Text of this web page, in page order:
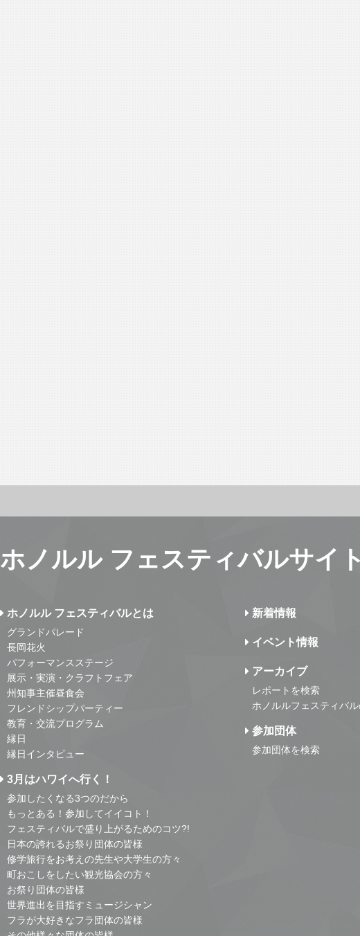
ホノルル フェスティバルサイ
ホノルル フェスティバルとは
グランドパレード
長岡花火
パフォーマンスステージ
展示・実演・クラフトフェア
州知事主催昼食会
フレンドシップパーティー
教育・交流プログラム
縁日
縁日インタビュー
3月はハワイへ行く！
参加したくなる3つのだから
もっとある！参加してイイコト！
フェスティバルで盛り上がるためのコツ?!
日本の誇れるお祭り団体の皆様
修学旅行をお考えの先生や大学生の方々
町おこしをしたい観光協会の方々
お祭り団体の皆様
世界進出を目指すミュージシャン
フラが大好きなフラ団体の皆様
新着情報
イベント情報
アーカイブ
レポートを検索
ホノルルフェスティバル
参加団体
参加団体を検索